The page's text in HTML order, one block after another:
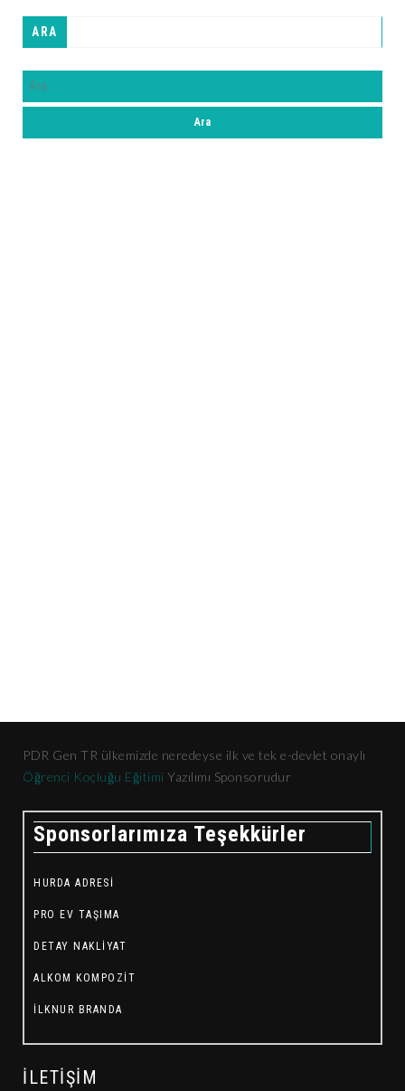
ARA
PDR Gen TR ülkemizde neredeyse ilk ve tek e-devlet onaylı
Öğrenci Koçluğu Eğitimi Yazılımı Sponsorudur
Sponsorlarımıza Teşekkürler
HURDA ADRESI
PRO EV TAŞIMA
DETAY NAKLIYAT
ALKOM KOMPOZIT
İLKNUR BRANDA
İLETIŞIM